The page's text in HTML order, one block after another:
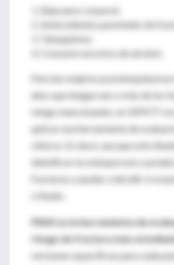
Bajo peso corporal.
Antecedentes parentales de
Tabaquismo.
Consumo excesivo de alcohol.
Para las mujeres posmenopáusicas
años que tengan uno o más de los
riesgo mencionados, la USPSTF
aplicar una herramienta de
clínicos. Es decir, una que esté
identificar la osteoporosis o
fracturas y ayudar a decidir si se
cribado.
FRAX es la herramienta de
riesgo de fractura más
versiones específicas para cada